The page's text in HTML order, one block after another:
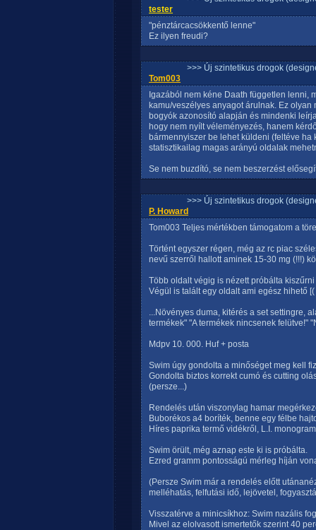
tester
"pénztárcacsökkentő lenne"
Ez ilyen freudi?
>>> Új szintetikus drogok
Tom003
Igazából nem kéne Daath független lenni,
kamu/veszélyes anyagot árulnak. Ez
bogyók azonosító alapján és mindenki
hogy nem nyílt véleményezés, hanem
bármennyiszer be lehet küldeni (feltéve
statisztikailag magas arányú oldalak
Se nem buzdító, se nem beszerzést
>>> Új szintetikus drogok
P. Howard
Tom003 Teljes mértékben támogatom a
Történt egyszer régen, még az rc piac
nevű szerről hallott aminek 15-30 mg (!!!)
Több oldalt végig is nézett próbálta
Végül is talált egy oldalt ami egész hihető
...Növényes duma, kitérés a set settingre,
termékek" "A termékek nincsenek felütve!"
Mdpv 10. 000. Huf + posta
Swim úgy gondolta a minőséget meg kell
Gondolta biztos korrekt cumó és cutting
(persze...)
Rendelés után viszonylag hamar
Buborékos a4 boríték, benne egy félbe
Híres paprika termő vidékről, L.I.
Swim örült, még aznap este ki is próbálta.
Ezred gramm pontosságú mérleg híján
(Persze Swim már a rendelés előtt
melléhatás, felfutási idő, lejövetel,
Visszatérve a minicsíkhoz: Swim nazális
Mivel az elolvasott ismertetők szerint 40